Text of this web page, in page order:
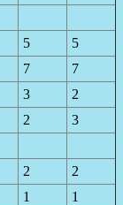
5
5
7
7
3
2
2
3
2
2
1
1